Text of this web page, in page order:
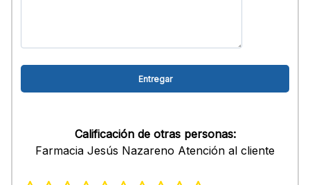
Calificación de otras personas:
Farmacia Jesús Nazareno Atención al cliente